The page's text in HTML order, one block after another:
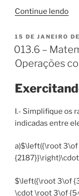
Continue lendo
–
ou
PUBLICADO
EM
15 DE JANEIRO
013.6 –
Operações
I.- Simplifique os
indicadas entre
a)$\left({\root 3\of
$\left({\root 3\of
\cdot \root 3\of